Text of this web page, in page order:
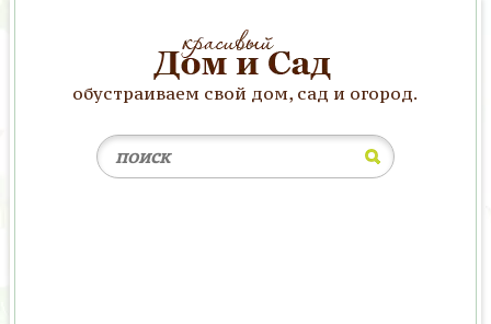
обустраиваем свой дом, сад и огород.